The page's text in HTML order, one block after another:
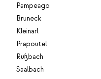
Pampeago
Bruneck
Kleinarl
Prapoutel
Rußbach
Saalbach